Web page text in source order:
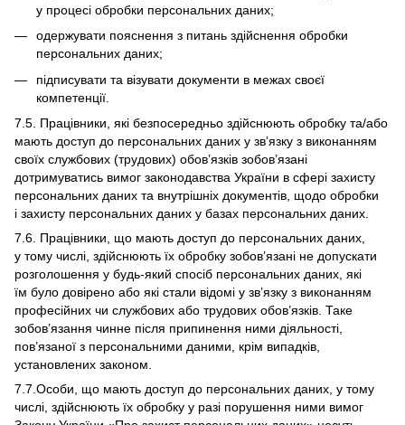
у процесі обробки персональних даних;
одержувати пояснення з питань здійснення обробки
персональних даних;
підписувати та візувати документи в межах своєї
компетенції.
7.5. Працівники, які безпосередньо здійснюють обробку та/або
мають доступ до персональних даних у зв’язку з виконанням
своїх службових (трудових) обов’язків зобов’язані
дотримуватись вимог законодавства України в сфері захисту
персональних даних та внутрішніх документів, щодо обробки
і захисту персональних даних у базах персональних даних.
7.6. Працівники, що мають доступ до персональних даних,
у тому числі, здійснюють їх обробку зобов’язані не допускати
розголошення у будь-який спосіб персональних даних, які
їм було довірено або які стали відомі у зв’язку з виконанням
професійних чи службових або трудових обов’язків. Таке
зобов’язання чинне після припинення ними діяльності,
пов’язаної з персональними даними, крім випадків,
установлених законом.
7.7.Особи, що мають доступ до персональних даних, у тому
числі, здійснюють їх обробку у разі порушення ними вимог